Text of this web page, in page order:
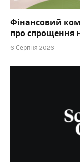
Фінансовий
про спрощення
6 Серпня 2026